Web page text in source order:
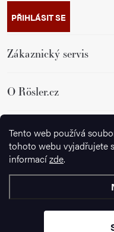
Tento web používá
tohoto webu vyjadřujete
informacízde.
PŘIHLÁSIT SE
Zákaznický servis
O Rösler.cz
Copyright 2026